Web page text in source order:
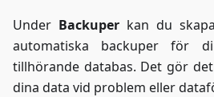
Under Backuper kan du
automatiska backuper för
tillhörande databas. Det gör
dina data vid problem eller